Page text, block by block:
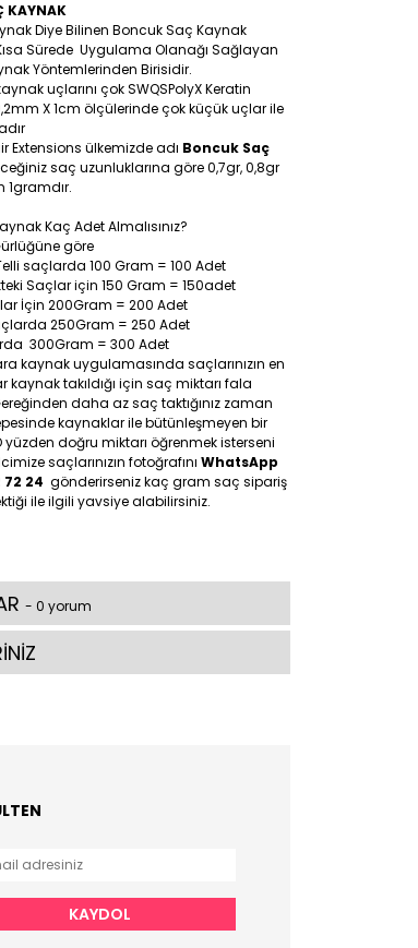
KAYNAK
Diye Bilinen Boncuk Saç Kaynak
Sürede Uygulama Olanağı Sağlayan
Yöntemlerinden Birisidir.
uçlarını çok SWQSPolyX Keratin
0,2mm X 1cm ölçülerinde çok küçük uçlar ile
Extensions ülkemizde adı Boncuk Saç
saç uzunluklarına göre 0,7gr, 0,8gr
Kaç Adet Almalısınız?
göre
saçlarda 100 Gram = 100 Adet
Saçlar için 150 Gram = 150adet
İçin 200Gram = 200 Adet
250Gram = 250 Adet
300Gram = 300 Adet
kaynak uygulamasında saçlarınızın en
kaynak takıldığı için saç miktarı fala
daha az saç taktığınız zaman
kaynaklar ile bütünleşmeyen bir
yüzden doğru miktarı öğrenmek isterseni
saçlarınızın fotoğrafını WhatsApp
72 24 gönderirseniz kaç gram saç sipariş
ile ilgili yavsiye alabilirsiniz.
- 0 yorum
KAYDOL